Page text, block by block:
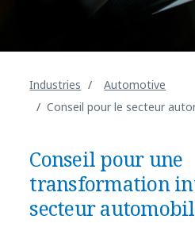
Industries
Automotive
Conseil pour le secteur
Conseil pour une
transformation
secteur